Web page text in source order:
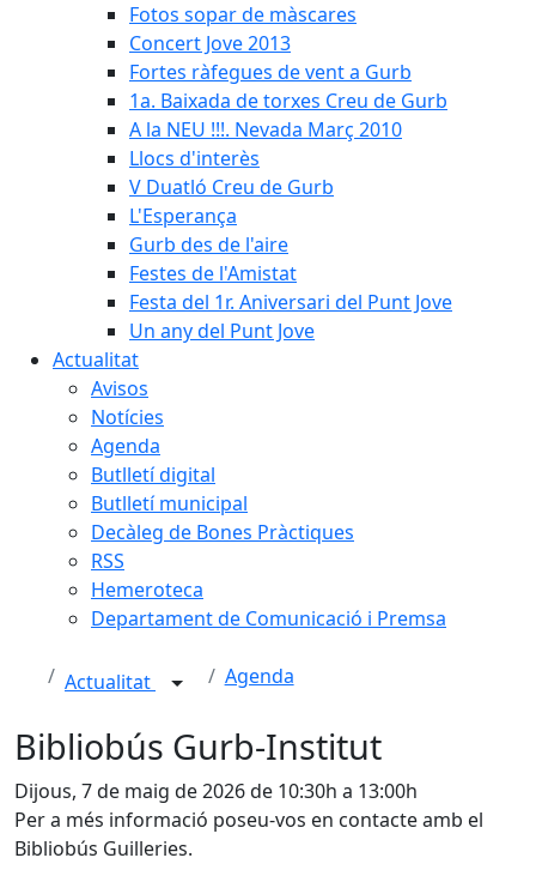
Fotos sopar de màscares
Concert Jove 2013
Fortes ràfegues de vent a Gurb
1a. Baixada de torxes Creu de Gurb
A la NEU !!!. Nevada Març 2010
Llocs d'interès
V Duatló Creu de Gurb
L'Esperança
Gurb des de l'aire
Festes de l'Amistat
Festa del 1r. Aniversari del Punt Jove
Un any del Punt Jove
Actualitat
Avisos
Notícies
Agenda
Butlletí digital
Butlletí municipal
Decàleg de Bones Pràctiques
RSS
Hemeroteca
Departament de Comunicació i Premsa
Actualitat Agenda
Bibliobús Gurb-Institut
Dijous, 7 de maig de 2026 de 10:30h a 13:00h
Per a més informació poseu-vos en contacte amb el
Bibliobús Guilleries.